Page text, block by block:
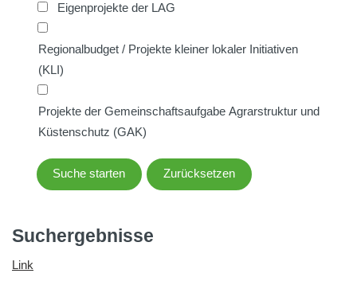
Eigenprojekte der LAG
Regionalbudget / Projekte kleiner lokaler Initiativen
(KLI)
Projekte der Gemeinschaftsaufgabe Agrarstruktur und
Küstenschutz (GAK)
Zurücksetzen
Suchergebnisse
Link